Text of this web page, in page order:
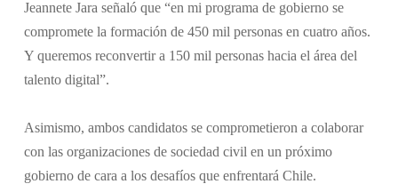
Jeannete Jara señaló que “en mi programa de gobierno se
compromete la formación de 450 mil personas en cuatro años.
Y queremos reconvertir a 150 mil personas hacia el área del
talento digital”.
Asimismo, ambos candidatos se comprometieron a colaborar
con las organizaciones de sociedad civil en un próximo
gobierno de cara a los desafíos que enfrentará Chile.